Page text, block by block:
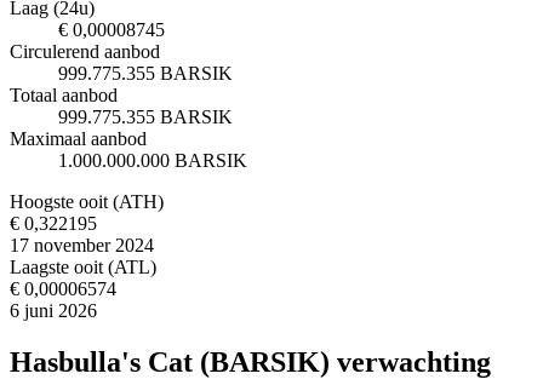
Laag (24u)
€ 0,00008745
Circulerend aanbod
999.775.355 BARSIK
Totaal aanbod
999.775.355 BARSIK
Maximaal aanbod
1.000.000.000 BARSIK
Hoogste ooit (ATH)
€ 0,322195
17 november 2024
Laagste ooit (ATL)
€ 0,00006574
6 juni 2026
Hasbulla's Cat (BARSIK) verwachting